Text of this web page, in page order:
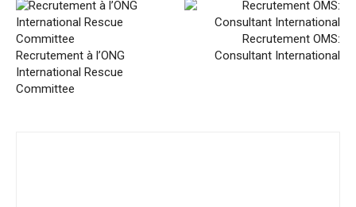
Recrutement à l’ONG
International Rescue
Committee
Recrutement OMS:
Consultant International